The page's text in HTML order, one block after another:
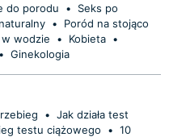
do porodu •
Seks po
•
Poród na stojąco
w wodzie • Kobieta •
• Ginekologia
• Jak działa test
testu ciążowego
• 10